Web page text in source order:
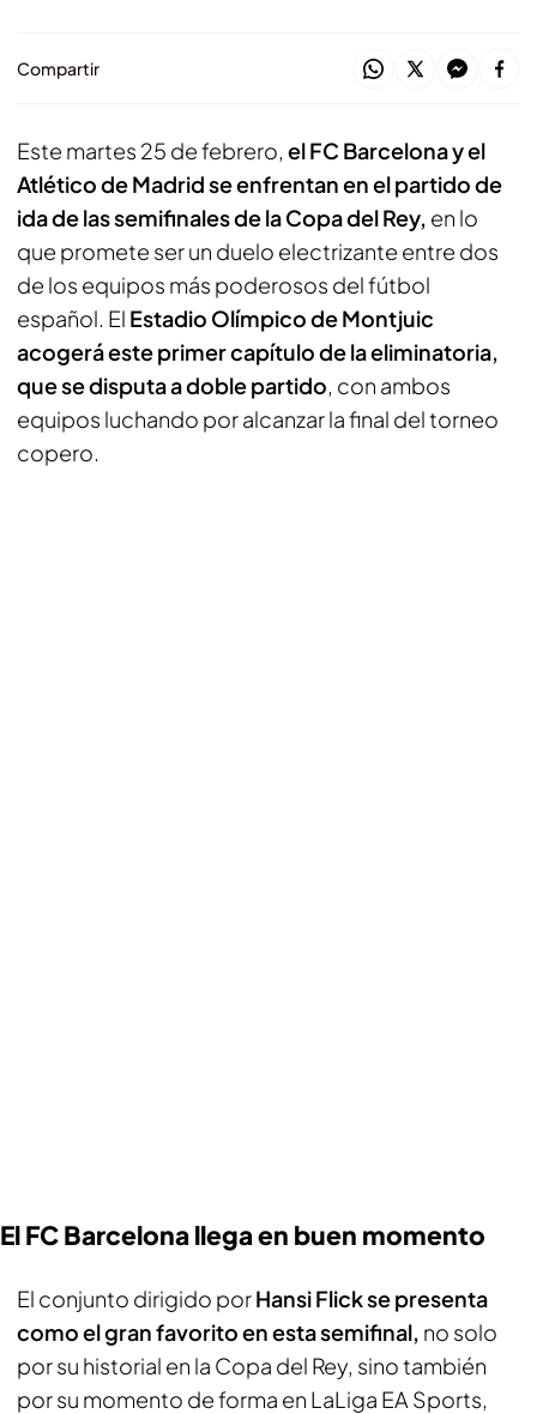
Compartir
Este martes 25 de febrero, el FC Barcelona y el
Atlético de Madrid se enfrentan en el partido de
ida de las semifinales de la Copa del Rey, en lo
que promete ser un duelo electrizante entre dos
de los equipos más poderosos del fútbol
español. El Estadio Olímpico de Montjuic
acogerá este primer capítulo de la eliminatoria,
que se disputa a doble partido, con ambos
equipos luchando por alcanzar la final del torneo
copero.
El FC Barcelona llega en buen momento
El conjunto dirigido porHansi Flick se presenta
como el gran favorito en esta semifinal, no solo
por su historial en la Copa del Rey, sino también
por su momento de forma en LaLiga EA Sports,